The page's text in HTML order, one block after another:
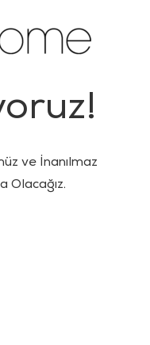
ve İnanılmaz
Olacağız.